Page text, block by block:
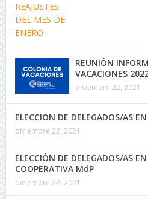
REUNIÓN
VACACIONES
diciembre 22, 2021
ELECCION DE DELEGADOS/AS
diciembre 22, 2021
ELECCIÓN DE DELEGADOS/AS
COOPERATIVA MdP
diciembre 22, 2021